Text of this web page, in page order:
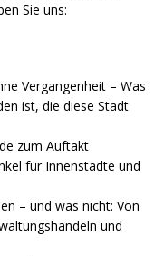
Sie uns:
Vergangenheit – Was
ist, die diese Stadt
zum Auftakt
für Innenstädte und
– und was nicht: Von
und